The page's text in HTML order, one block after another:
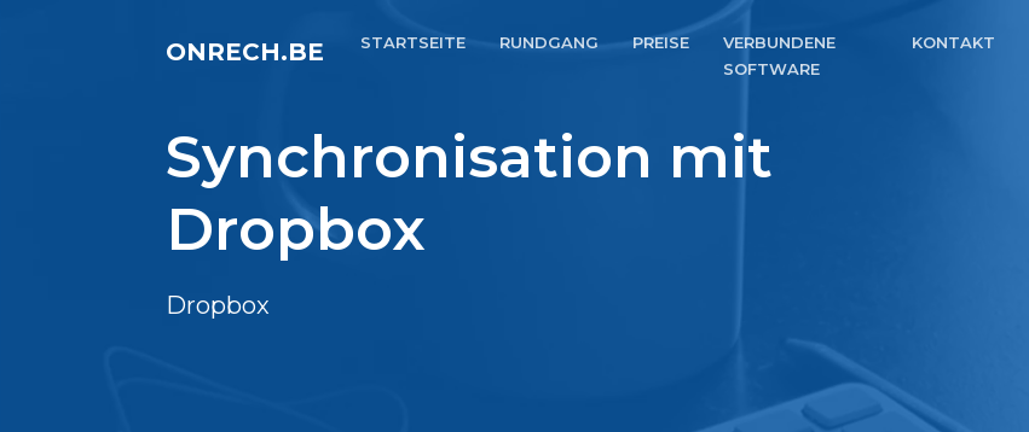
ONRECH.BE STARTSEITE RUNDGANG PREISE
VERBUNDENE
SOFTWARE
KONTAKT
Synchronisation mit
Dropbox
Dropbox